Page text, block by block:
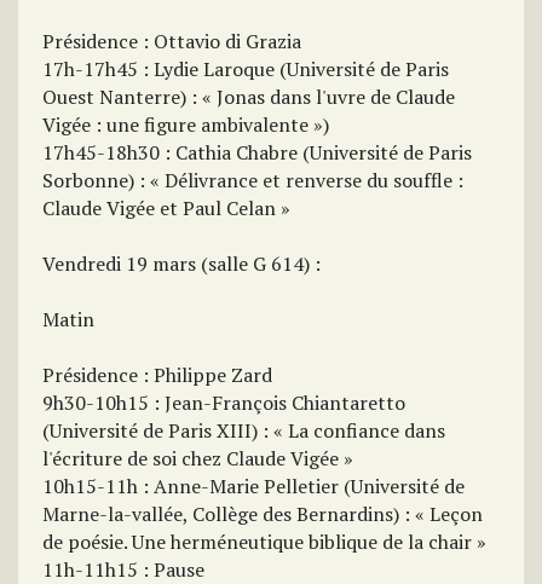
Présidence : Ottavio di Grazia
17h-17h45 : Lydie Laroque (Université de Paris
Ouest Nanterre) : « Jonas dans l'uvre de Claude
Vigée : une figure ambivalente »)
17h45-18h30 : Cathia Chabre (Université de Paris
Sorbonne) : « Délivrance et renverse du souffle :
Claude Vigée et Paul Celan »
Vendredi 19 mars (salle G 614) :
Matin
Présidence : Philippe Zard
9h30-10h15 : Jean-François Chiantaretto
(Université de Paris XIII) : « La confiance dans
l'écriture de soi chez Claude Vigée »
10h15-11h : Anne-Marie Pelletier (Université de
Marne-la-vallée, Collège des Bernardins) : « Leçon
de poésie. Une herméneutique biblique de la chair »
11h-11h15 : Pause